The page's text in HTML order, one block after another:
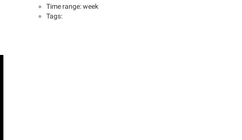
Time range: week
Tags: